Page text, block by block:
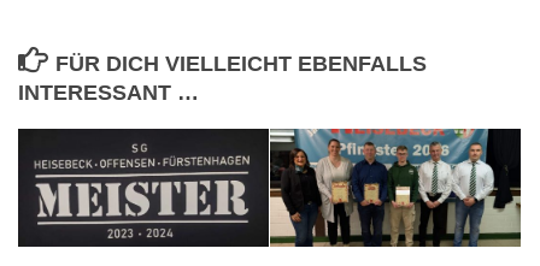
FÜR DICH VIELLEICHT EBENFALLS
INTERESSANT …